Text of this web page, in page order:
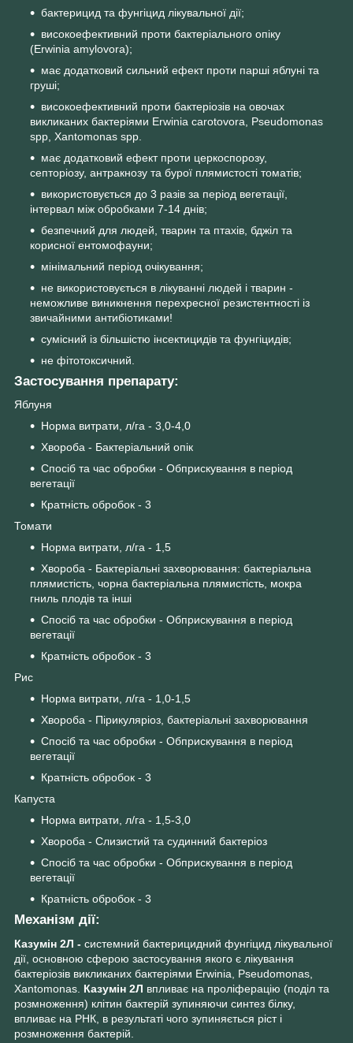
бактерицид та фунгіцид лікувальної дії;
високоефективний проти бактеріального опіку
(Erwinia amylovora);
має додатковий сильний ефект проти парші яблуні та
груші;
високоефективний проти бактеріозів на овочах
викликаних бактеріями Erwinia carotovora, Pseudomonas
spp, Xantomonas spp.
має додатковий ефект проти церкоспорозу,
септоріозу, антракнозу та бурої плямистості томатів;
використовується до 3 разів за період вегетації,
інтервал між обробками 7-14 днів;
безпечний для людей, тварин та птахів, бджіл та
корисної ентомофауни;
мінімальний період очікування;
не використовується в лікуванні людей і тварин -
неможливе виникнення перехресної резистентності із
звичайними антибіотиками!
сумісний із більшістю інсектицидів та фунгіцидів;
не фітотоксичний.
Застосування препарату:
Яблуня
Норма витрати, л/га - 3,0-4,0
Хвороба - Бактеріальний опік
Спосіб та час обробки - Обприскування в період
вегетації
Кратність обробок - 3
Томати
Норма витрати, л/га - 1,5
Хвороба - Бактеріальні захворювання: бактеріальна
плямистість, чорна бактеріальна плямистість, мокра
гниль плодів та інші
Спосіб та час обробки - Обприскування в період
вегетації
Кратність обробок - 3
Рис
Норма витрати, л/га - 1,0-1,5
Хвороба - Пірикуляріоз, бактеріальні захворювання
Спосіб та час обробки - Обприскування в період
вегетації
Кратність обробок - 3
Капуста
Норма витрати, л/га - 1,5-3,0
Хвороба - Слизистий та судинний бактеріоз
Спосіб та час обробки - Обприскування в період
вегетації
Кратність обробок - 3
Механізм дії:
Казумін 2Л - системний бактерицидний фунгіцид лікувальної
дії, основною сферою застосування якого є лікування
бактеріозів викликаних бактеріями Erwinia, Pseudomonas,
Xantomonas. Казумін 2Л впливає на проліферацію (поділ та
розмноження) клітин бактерій зупиняючи синтез білку,
впливає на РНК, в результаті чого зупиняється ріст і
розмноження бактерій.